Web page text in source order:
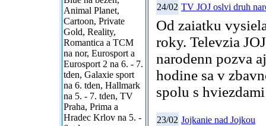
Animal Planet,
Cartoon, Private
Gold, Reality,
Romantica a TCM
na nor, Eurosport a
Eurosport 2 na 6. - 7.
tden, Galaxie sport
na 6. tden, Hallmark
na 5. - 7. tden, TV
Praha, Prima a
Hradec Krlov na 5. -
24/02 TV JOJ oslvi druh
Od zaiatku
roky. Televzia
narodenn pozva
hodine sa v
spolu s
23/02 Jojkanie nad Jojkou